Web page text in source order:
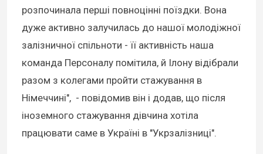
розпочинала перші повноцінні поїздки. Вона
дуже активно залучилась до нашої молодіжної
залізничної спільноти - її активність наша
команда Персоналу помітила, й Ілону відібрали
разом з колегами пройти стажування в
Німеччині", - повідомив він і додав, що після
іноземного стажування дівчина хотіла
працювати саме в Україні в "Укрзалізниці".